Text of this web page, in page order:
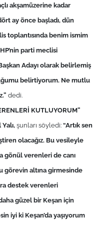
akşamüzerine kadar
ay önce başladı, dün
toplantısında benim ismim
parti meclisi
Adayı olarak belirlemiş
belirtiyorum. Ne mutlu
dedi.
KUTLUYORUM”
Yalı,şunları söyledi:“Artık sen
olacağız. Bu vesileyle
gönül verenleri de canı
altına girmesinde
destek verenleri
güzel bir Keşan için
iyi ki Keşan’da yaşıyorum